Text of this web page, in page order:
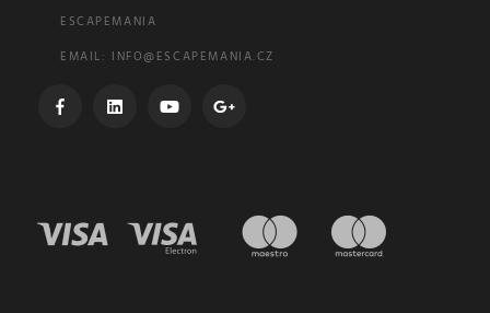
ESCAPEMANIA
EMAIL: INFO@ESCAPEMANIA.CZ